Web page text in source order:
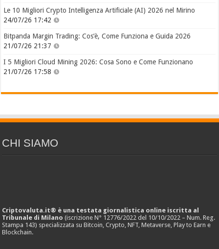
Le 10 Migliori Crypto Intelligenza Artificiale (AI) 2026 nel Mirino
24/07/26 17:42
Bitpanda Margin Trading: Cos’è, Come Funziona e Guida 2026
21/07/26 21:37
I 5 Migliori Cloud Mining 2026: Cosa Sono e Come Funzionano
21/07/26 17:58
CHI SIAMO
Criptovaluta.it® è una testata giornalistica online iscritta al
Tribunale di Milano (iscrizione N° 12776/2022 del 10/10/2022 – Num. Reg.
Stampa 143) specializzata su Bitcoin, Crypto, NFT, Metaverse, Play to Earn e
Blockchain.